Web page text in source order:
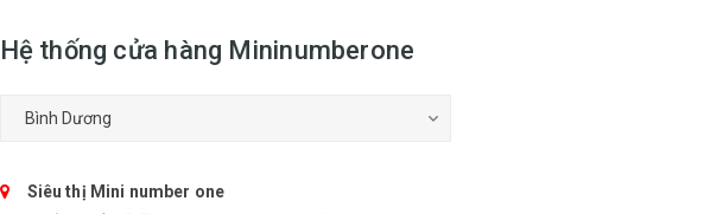
Hệ thống cửa hàng Mininumberone
Siêu thị Mini number one